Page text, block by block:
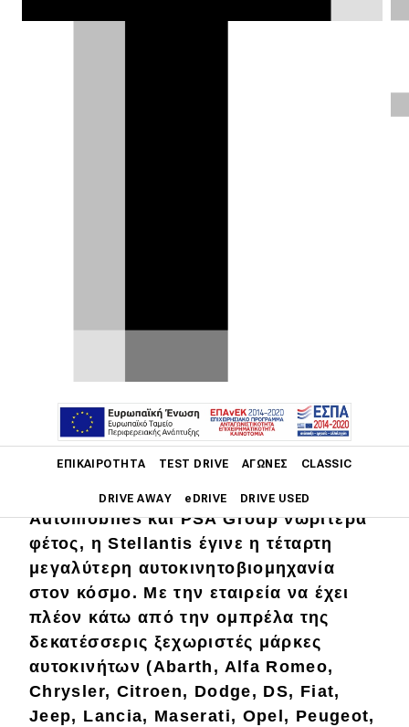
ΕΠΙΚΑΙΡΌΤΗΤΑ TEST DRIVE ΑΓΏΝΕΣ CLASSIC
DRIVE AWAY eDRIVE DRIVE USED
Main navigation
Επικαιρότητα
Νέα μοντέλα
Πρωτότυπα
Ελλάδα
Κόσμος
Με τη συγχώνευση των Fiat Chrysler
Automobiles και PSA Group νωρίτερα
φέτος, η Stellantis έγινε η τέταρτη
μεγαλύτερη αυτοκινητοβιομηχανία
στον κόσμο. Με την εταιρεία να έχει
πλέον κάτω από την ομπρέλα της
δεκατέσσερις ξεχωριστές μάρκες
αυτοκινήτων (Abarth, Alfa Romeo,
Chrysler, Citroen, Dodge, DS, Fiat,
Jeep, Lancia, Maserati, Opel, Peugeot,